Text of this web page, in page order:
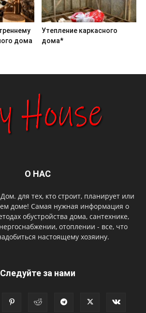
дома
Утепление каркасного
дома*
О НАС
для тех, кто строит, планирует или
доме! Самая нужная информация о
обустройства дома, сантехнике,
отоплении - все, что
настоящему хозяину.
Следуйте за нами